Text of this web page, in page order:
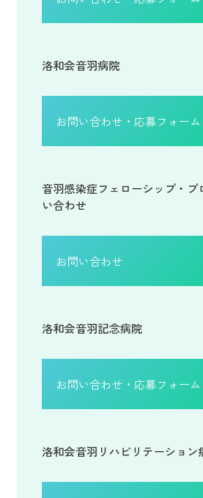
洛和会音羽病院
お問い合わせ・応募フォーム
音羽感染症フェローシップ・プ
い合わせ
お問い合わせ
洛和会音羽記念病院
お問い合わせ・応募フォーム
洛和会音羽リハビリテーション